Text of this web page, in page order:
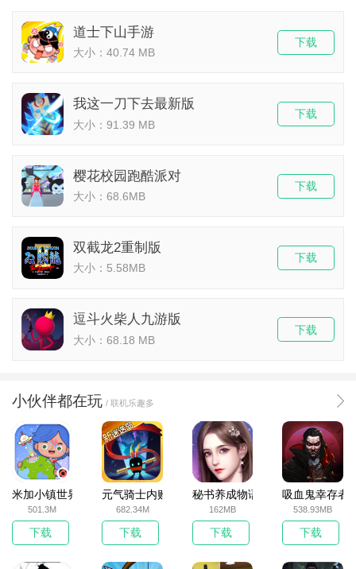
道士下山手游
大小：40.74 MB
下载
我这一刀下去最新版
大小：91.39 MB
下载
樱花校园跑酷派对
大小：68.6MB
下载
双截龙2重制版
大小：5.58MB
下载
逗斗火柴人九游版
大小：68.18 MB
下载
小伙伴都在玩 / 联机乐趣多
米加小镇世界2025官方版
501.3M
下载
元气骑士内购破解版
682.34M
下载
秘书养成物语
162MB
下载
吸血鬼幸存者
538.93MB
下载